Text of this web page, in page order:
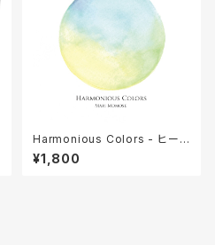
Harmonious Colors - ヒーリ
ングジャズ - 桃瀬茉莉
¥1,800